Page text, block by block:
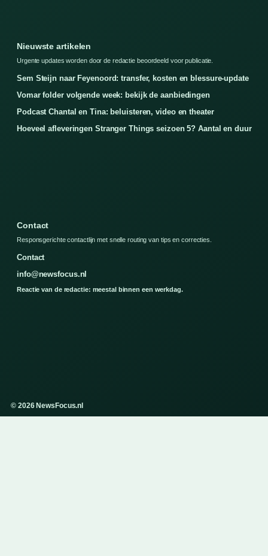
Nieuwste artikelen
Urgente updates worden door de redactie beoordeeld voor publicatie.
Sem Steijn naar Feyenoord: transfer, kosten en blessure-update
Vomar folder volgende week: bekijk de aanbiedingen
Podcast Chantal en Tina: beluisteren, video en theater
Hoeveel afleveringen Stranger Things seizoen 5? Aantal en duur
Contact
Responsgerichte contactlijn met snelle routing van tips en correcties.
Contact
info@newsfocus.nl
Reactie van de redactie: meestal binnen een werkdag.
© 2026 NewsFocus.nl